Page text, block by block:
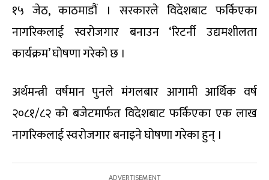
१५ जेठ, काठमाडौं । सरकारले विदेशबाट फर्किएका
नागरिकलाई स्वरोजगार बनाउन ‘रिटर्नी उद्यमशीलता
कार्यक्रम’ घोषणा गरेको छ ।
अर्थमन्त्री वर्षमान पुनले मंगलबार आगामी आर्थिक वर्ष
२०८१/८२ को बजेटमार्फत विदेशबाट फर्किएका एक लाख
नागरिकलाई स्वरोजगार बनाइने घोषणा गरेका हुन् ।